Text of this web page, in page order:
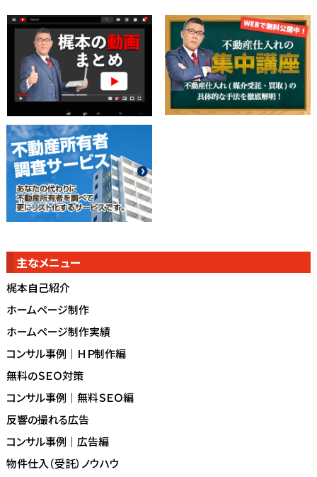
主なメニュー
梶本自己紹介
ホームページ制作
ホームページ制作実績
コンサル事例｜ＨＰ制作編
無料のＳＥＯ対策
コンサル事例｜無料ＳＥＯ編
反響の撮れる広告
コンサル事例｜広告編
物件仕入（受託）ノウハウ